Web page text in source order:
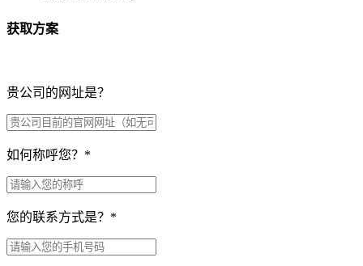
获取方案
贵公司的网址是？
如何称呼您？ *
您的联系方式是？ *